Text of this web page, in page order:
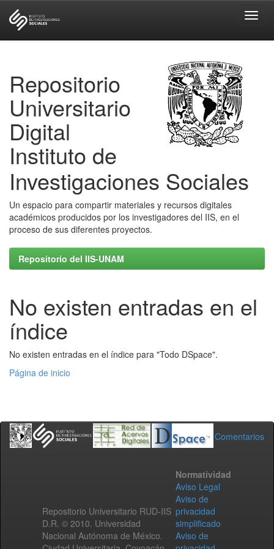
Repositorio
Universitario
Digital
Instituto de
Investigaciones Sociales
Un espacio para compartir materiales y recursos digitales
académicos producidos por los investigadores del IIS, en el
proceso de sus diferentes proyectos.
Repositorio del IIS-UNAM
No existen entradas en el
índice
No existen entradas en el índice para "Todo DSpace".
Página de inicio
Comentarios
Repositorio Universitario RUD-IIS
D.R. © 2010. Universidad
Nacional Autónoma de México.
Normatividad
Aviso Legal
Aviso de
privacidad
simplificado
Aviso de